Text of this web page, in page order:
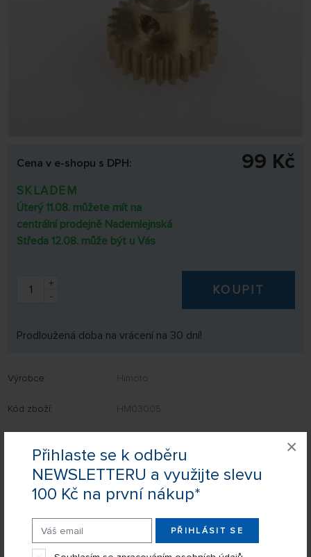
Přihlaste se k odběru
NEWSLETTERU a využijte slevu
100 Kč na první nákup*
PŘIHLÁSIT SE
×
Cena v e-shopu s DPH: 99 Kč
SKLADEM
Úterý 11.08. můžete mít na
centrální prodejně Nademlejnská
Středa 12.08. může být u Vás
+
-
KOUPIT
Prodloužená doba na vrácení na 30 dní!
Výrobce: Himoto
Kód zboží: HM03005
Napište nám Váš dotaz a my Vás s odpovědí kontaktujeme.
POSLAT DOTAZ